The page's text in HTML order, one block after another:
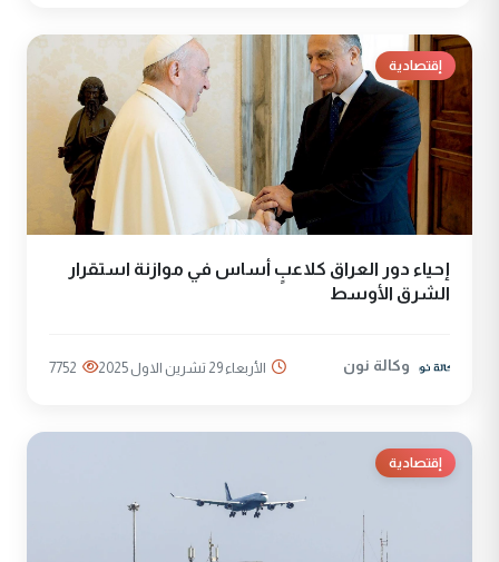
إقتصادية
إحياء دور العراق كلاعبٍ أساس في موازنة استقرار
الشرق الأوسط
وكالة نون الأربعاء 29 تشرين الاول 2025 7752
إقتصادية